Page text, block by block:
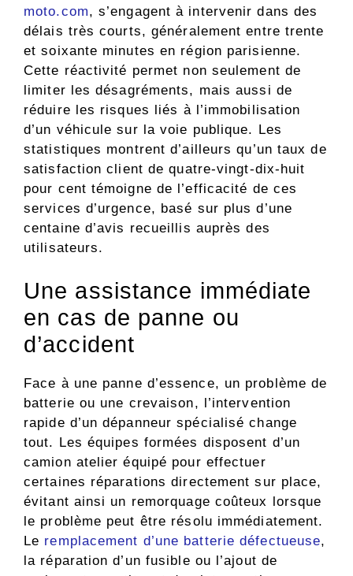
moto.com, s’engagent à intervenir dans des
délais très courts, généralement entre trente
et soixante minutes en région parisienne.
Cette réactivité permet non seulement de
limiter les désagréments, mais aussi de
réduire les risques liés à l’immobilisation
d’un véhicule sur la voie publique. Les
statistiques montrent d’ailleurs qu’un taux de
satisfaction client de quatre-vingt-dix-huit
pour cent témoigne de l’efficacité de ces
services d’urgence, basé sur plus d’une
centaine d’avis recueillis auprès des
utilisateurs.
Une assistance immédiate
en cas de panne ou
d’accident
Face à une panne d’essence, un problème de
batterie ou une crevaison, l’intervention
rapide d’un dépanneur spécialisé change
tout. Les équipes formées disposent d’un
camion atelier équipé pour effectuer
certaines réparations directement sur place,
évitant ainsi un remorquage coûteux lorsque
le problème peut être résolu immédiatement.
Le remplacement d’une batterie défectueuse,
la réparation d’un fusible ou l’ajout de